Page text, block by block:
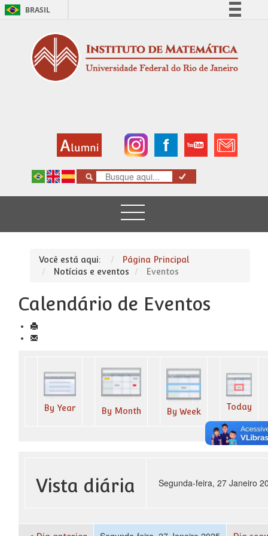
BRASIL
Comunica BR
Participe
Você está aqui:
Página Principal
Notícias e eventos
Eventos
Calendário de Eventos
By Year By Month By Week
Today
Vista diária Segunda-feira, 27 Janeiro